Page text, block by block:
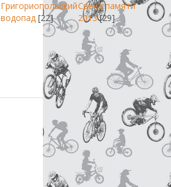
Григориопольский
водопад [22]
Свеча памяти
2013 [29]